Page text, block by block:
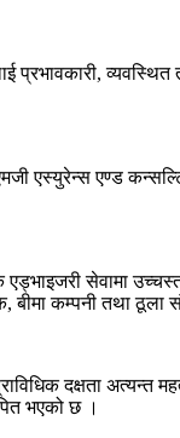
एस्युरेन्स एण्ड
सेवामा
कम्पनी तथा
दक्षता अत्यन्त
भएको छ ।